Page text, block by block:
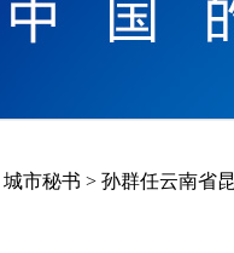
城市秘书 > 孙群任云南省